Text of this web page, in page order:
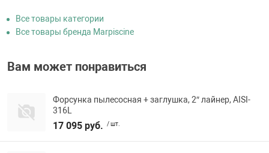
Все товары категории
Все товары бренда Marpiscine
Вам может понравиться
Форсунка пылесосная + заглушка, 2″ лайнер, AISI-
316L
17 095 руб. / шт.